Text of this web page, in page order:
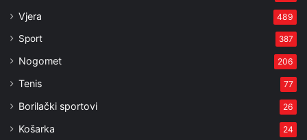
Vjera 489
Sport 387
Nogomet 206
Tenis 77
Borilački sportovi 26
Košarka 24